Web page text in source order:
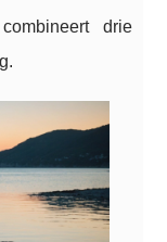
drie